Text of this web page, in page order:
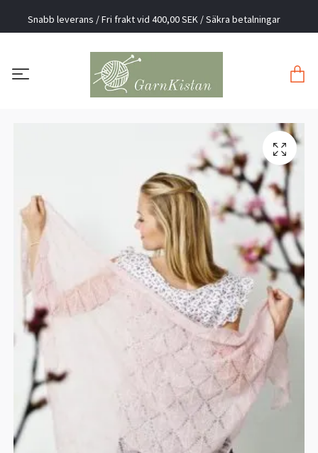
Snabb leverans / Fri frakt vid 400,00 SEK / Säkra betalningar